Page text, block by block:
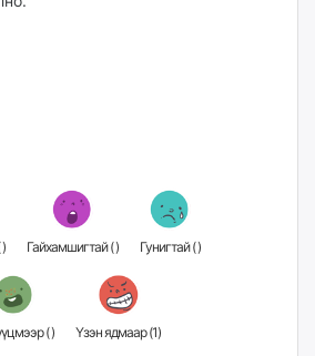
) Гайхамшигтай () Гунигтай ()
Жихүүцмээр () Үзэн ядмаар (1)